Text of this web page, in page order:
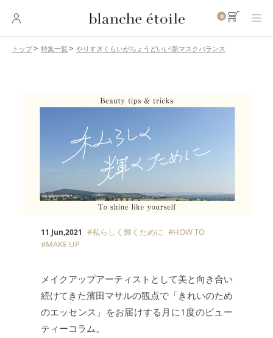
0
トップ 特集一覧 やりすぎくらいがちょうどいい!新マスクバランス
11 Jun,2021 #私らしく輝くために #HOW TO
#MAKE UP
メイクアップアーティストとして美と向き合い
続けてきた濱田マサルの観点で「きれいのため
のエッセンス」をお届けする月に1度のビュー
ティーコラム。
POINT MAKEUP ポイントメイク
BODY・HAIR CARE ボディ・ヘアケア
INNER CARE インナーケア
JEWELRY